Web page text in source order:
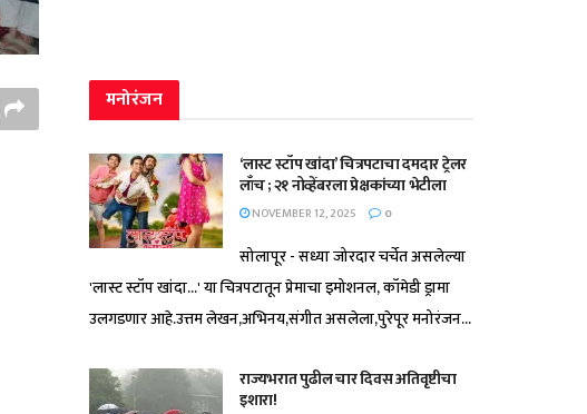
मनोरंजन
‘लास्ट स्टॉप खांदा’ चित्रपटाचा दमदार ट्रेलर
लाँच ; २१ नोव्हेंबरला प्रेक्षकांच्या भेटीला
NOVEMBER 12, 2025 0
सोलापूर - सध्या जोरदार चर्चेत असलेल्या
'लास्ट स्टॉप खांदा...' या चित्रपटातून प्रेमाचा इमोशनल, कॉमेडी ड्रामा
उलगडणार आहे.उत्तम लेखन,अभिनय,संगीत असलेला,पुरेपूर मनोरंजन...
राज्यभरात पुढील चार दिवस अतिवृष्टीचा
इशारा!